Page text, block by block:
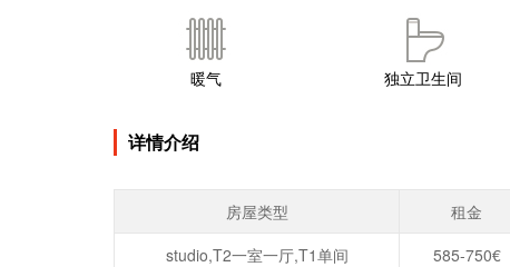
暖气 独立卫生间
详情介绍
房屋类型 租金
studio,T2一室一厅,T1单间
585-750€